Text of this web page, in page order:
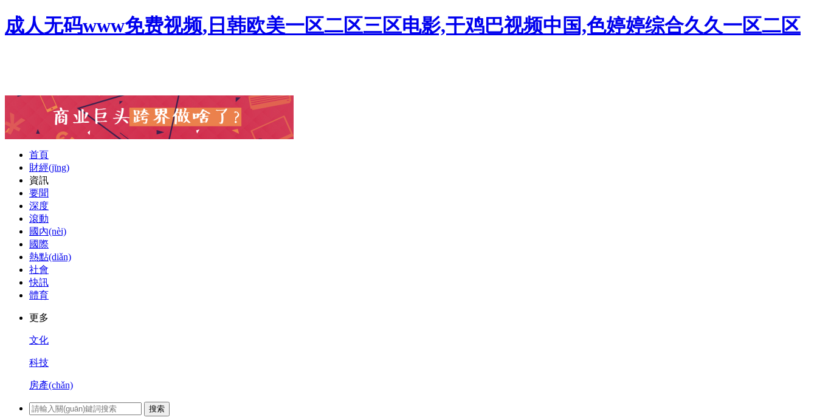
成人无码www免费视频,日韩欧美一区二区三区电影,干鸡巴视频中国,色婷婷综合久久一区二区
首頁
財經(jīng)
資訊
要聞
深度
滾動
國內(nèi)
國際
熱點(diǎn)
社會
快訊
體育
更多
文化
科技
房產(chǎn)
搜索